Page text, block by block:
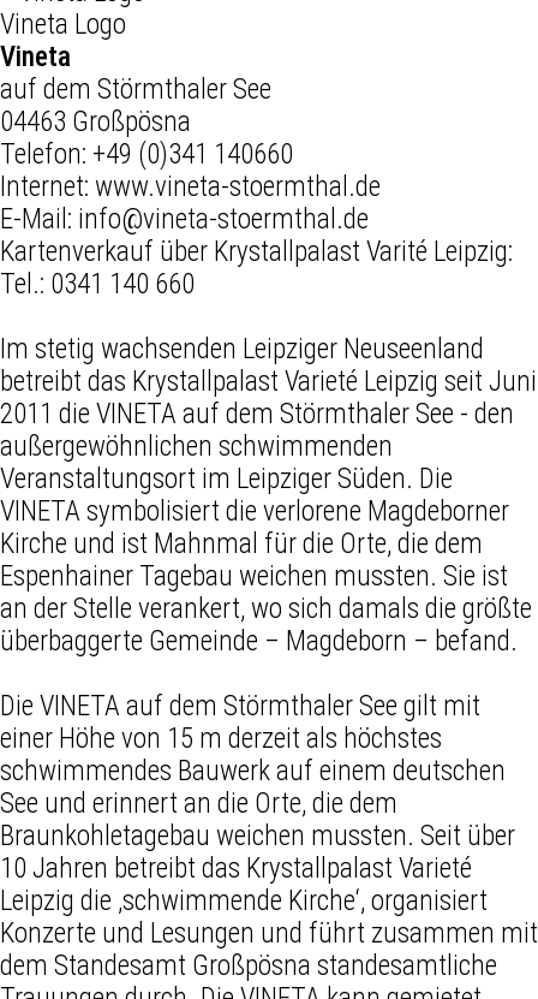
Vineta Logo
Vineta
auf dem Störmthaler See
04463 Großpösna
Telefon: +49 (0)341 140660
Internet: www.vineta-stoermthal.de
E-Mail: info@vineta-stoermthal.de
Kartenverkauf über Krystallpalast Varité Leipzig:
Tel.: 0341 140 660
Im stetig wachsenden Leipziger Neuseenland
betreibt das Krystallpalast Varieté Leipzig seit Juni
2011 die VINETA auf dem Störmthaler See - den
außergewöhnlichen schwimmenden
Veranstaltungsort im Leipziger Süden. Die
VINETA symbolisiert die verlorene Magdeborner
Kirche und ist Mahnmal für die Orte, die dem
Espenhainer Tagebau weichen mussten. Sie ist
an der Stelle verankert, wo sich damals die größte
überbaggerte Gemeinde – Magdeborn – befand.
Die VINETA auf dem Störmthaler See gilt mit
einer Höhe von 15 m derzeit als höchstes
schwimmendes Bauwerk auf einem deutschen
See und erinnert an die Orte, die dem
Braunkohletagebau weichen mussten. Seit über
10 Jahren betreibt das Krystallpalast Varieté
Leipzig die ‚schwimmende Kirche‘, organisiert
Konzerte und Lesungen und führt zusammen mit
dem Standesamt Großpösna standesamtliche